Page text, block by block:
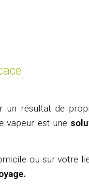
un résultat de
vapeur est une
ou sur votre